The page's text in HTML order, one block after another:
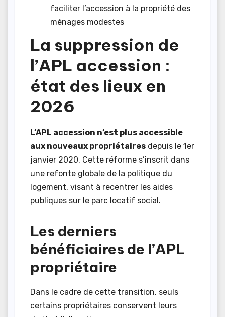
faciliter l’accession à la propriété des
ménages modestes
La suppression de
l’APL accession :
état des lieux en
2026
L’APL accession n’est plus accessible
aux nouveaux propriétaires depuis le 1er
janvier 2020. Cette réforme s’inscrit dans
une refonte globale de la politique du
logement, visant à recentrer les aides
publiques sur le parc locatif social.
Les derniers
bénéficiaires de l’APL
propriétaire
Dans le cadre de cette transition, seuls
certains propriétaires conservent leurs